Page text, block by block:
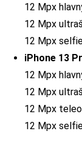
12 Mpx
12 Mpx
12 Mpx
iPhone 13
12 Mpx
12 Mpx
12 Mpx
12 Mpx